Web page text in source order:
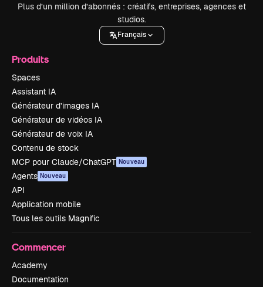
Plus d’un million d’abonnés : créatifs, entreprises, agences et
studios.
Français
Produits
Spaces
Assistant IA
Générateur d’images IA
Générateur de vidéos IA
Générateur de voix IA
Contenu de stock
MCP pour Claude/ChatGPT Nouveau
Agents Nouveau
API
Application mobile
Tous les outils Magnific
Commencer
Academy
Documentation